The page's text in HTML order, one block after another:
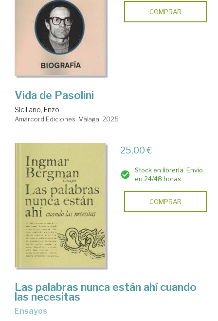
COMPRAR
Vida de Pasolini
Siciliano, Enzo
Amarcord Ediciones. Málaga, 2025
25,00 €
Stock en librería. Envío
en 24/48 horas
COMPRAR
Las palabras nunca están ahí cuando
las necesitas
Ensayos